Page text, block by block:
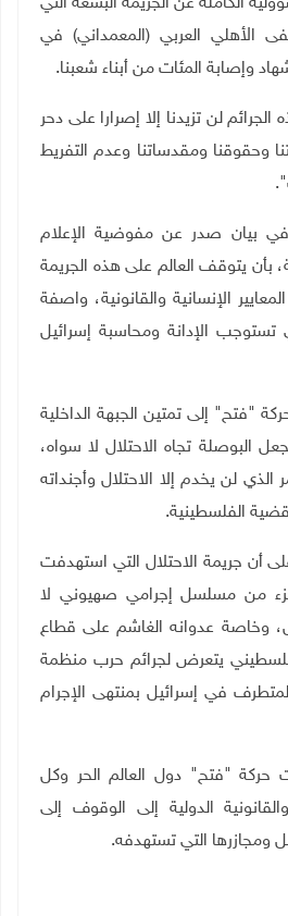
العربي (المعمداني) في
وإصابة المئات من أبناء شعبنا.
لن تزيدنا إلا إصرارا على دحر
وحقوقنا ومقدساتنا وعدم التفريط
بيان صدر عن مفوضية الإعلام
بأن يتوقف العالم على هذه الجريمة
الإنسانية والقانونية، واصفة
تستوجب الإدانة ومحاسبة إسرائيل
"فتح" إلى تمتين الجبهة الداخلية
البوصلة تجاه الاحتلال لا سواه،
الذي لن يخدم إلا الاحتلال وأجنداته
الفلسطينية.
أن جريمة الاحتلال التي استهدفت
من مسلسل إجرامي صهيوني لا
وخاصة عدوانه الغاشم على قطاع
يتعرض لجرائم حرب منظمة
في إسرائيل بمنتهى الإجرام
حركة "فتح" دول العالم الحر وكل
الدولية إلى الوقوف إلى
ومجازرها التي تستهدفه.